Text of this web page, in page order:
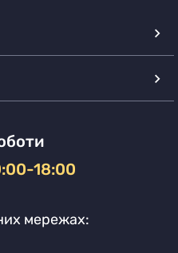
18:00
мережах: